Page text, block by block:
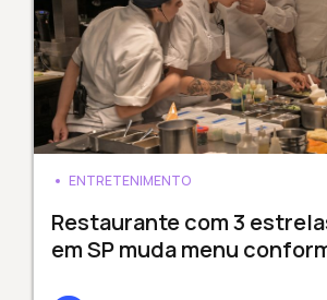
ENTRETENIMENTO
Restaurante com 3
em SP muda menu